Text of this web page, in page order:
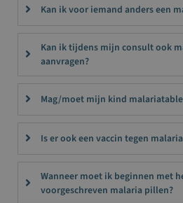
Kan ik voor iemand anders een
Kan ik tijdens mijn consult ook
aanvragen?
Mag/moet mijn kind
Is er ook een vaccin tegen
Wanneer moet ik beginnen met
voorgeschreven malaria pillen?